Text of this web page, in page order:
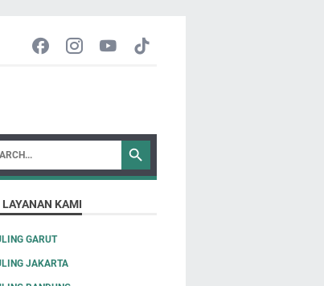
KAMI
GARUT
JAKARTA